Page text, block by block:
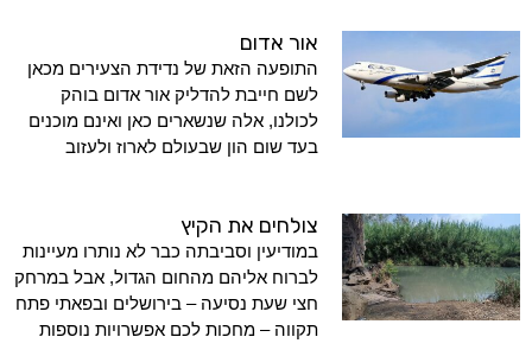
אור אדום
התופעה הזאת של נדידת הצעירים מכאן
לשם חייבת להדליק אור אדום בוהק
לכולנו, אלה שנשארים כאן ואינם מוכנים
בעד שום הון שבעולם לארוז ולעזוב
צולחים את הקיץ
במודיעין וסביבתה כבר לא נותרו מעיינות
לברוח אליהם מהחום הגדול, אבל במרחק
חצי שעת נסיעה – בירושלים ובפאתי פתח
תקווה – מחכות לכם אפשרויות נוספות